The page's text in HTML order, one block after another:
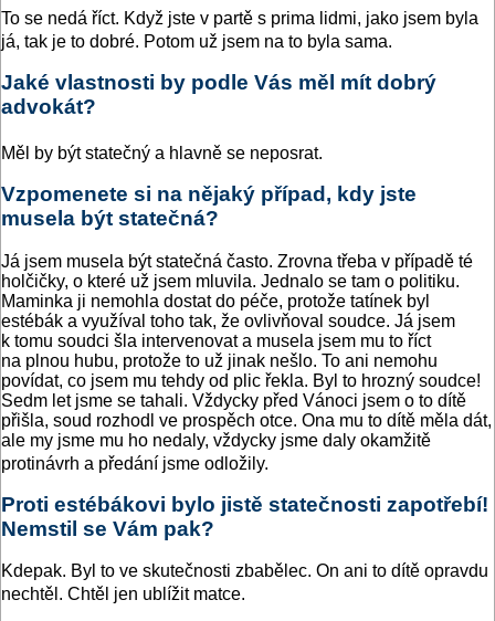
To se nedá říct. Když jste v partě s prima lidmi, jako jsem byla
já, tak je to dobré. Potom už jsem na to byla sama.
Jaké vlastnosti by podle Vás měl mít dobrý
advokát?
Měl by být statečný a hlavně se neposrat.
Vzpomenete si na nějaký případ, kdy jste
musela být statečná?
Já jsem musela být statečná často. Zrovna třeba v případě té
holčičky, o které už jsem mluvila. Jednalo se tam o politiku.
Maminka ji nemohla dostat do péče, protože tatínek byl
estébák a využíval toho tak, že ovlivňoval soudce. Já jsem
k tomu soudci šla intervenovat a musela jsem mu to říct
na plnou hubu, protože to už jinak nešlo. To ani nemohu
povídat, co jsem mu tehdy od plic řekla. Byl to hrozný soudce!
Sedm let jsme se tahali. Vždycky před Vánoci jsem o to dítě
přišla, soud rozhodl ve prospěch otce. Ona mu to dítě měla dát,
ale my jsme mu ho nedaly, vždycky jsme daly okamžitě
protinávrh a předání jsme odložily.
Proti estébákovi bylo jistě statečnosti zapotřebí!
Nemstil se Vám pak?
Kdepak. Byl to ve skutečnosti zbabělec. On ani to dítě opravdu
nechtěl. Chtěl jen ublížit matce.